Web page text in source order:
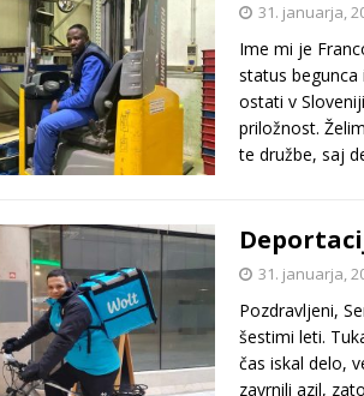
31. januarja,
Ime mi je
status
ostati v
priložnost.
te družbe, saj
31. januarja,
Pozdravljeni,
šestimi leti.
čas iskal delo,
zavrnili azil,